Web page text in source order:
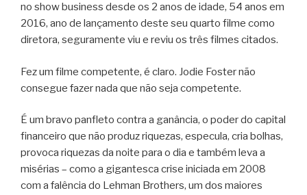
no show business desde os 2 anos de idade, 54 anos em
2016, ano de lançamento deste seu quarto filme como
diretora, seguramente viu e reviu os três filmes citados.
Fez um filme competente, é claro. Jodie Foster não
consegue fazer nada que não seja competente.
É um bravo panfleto contra a ganância, o poder do capital
financeiro que não produz riquezas, especula, cria bolhas,
provoca riquezas da noite para o dia e também leva a
misérias – como a gigantesca crise iniciada em 2008
com a falência do Lehman Brothers, um dos maiores